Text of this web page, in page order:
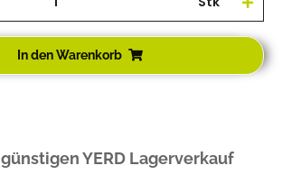
In den Warenkorb
günstigen YERD Lagerverkauf